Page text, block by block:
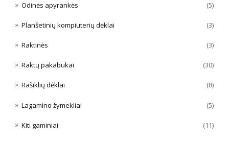
Odinės apyrankės (5)
Planšetinių kompiuterių dėklai (3)
Raktinės (3)
Raktų pakabukai (30)
Rašiklių dėklai (8)
Lagamino žymekliai (5)
Kiti gaminiai (11)